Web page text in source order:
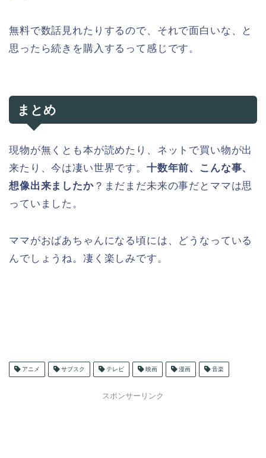
無料で数話見れたりするので、それで面白いな、と
思ったら続きを購入するって感じです。
まとめ
現物が無くとも本が読めたり、ネットで買い物が出
来たり、今は凄い世界です。 十数年前、こんな事、
想像出来ましたか？まだまだ未来の事だとママは思
っていました。
ママがおばあちゃんになる頃には、どうなっている
んでしょうね。凄く楽しみです。
アニメ サブスク テレビ 映画 漫画 音楽
スポンサーリンク